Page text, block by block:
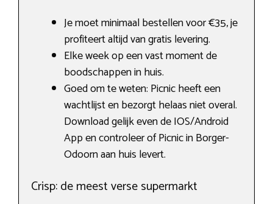
Je moet minimaal bestellen voor €35, je
profiteert altijd van gratis levering.
Elke week op een vast moment de
boodschappen in huis.
Goed om te weten: Picnic heeft een
wachtlijst en bezorgt helaas niet overal.
Download gelijk even de IOS/Android
App en controleer of Picnic in Borger-
Odoorn aan huis levert.
Crisp: de meest verse supermarkt